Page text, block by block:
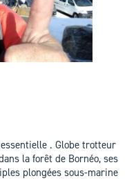
. Globe trotteur
la forêt de Bornéo, ses
plongées sous-marine